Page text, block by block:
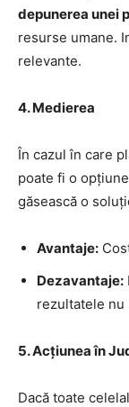
depunerea unei
resurse umane.
relevante.
4. Medierea
În cazul în care
poate fi o
găsească o
Avantaje:
Dezavantaje:
rezultatele nu
5. Acțiunea în
Dacă toate